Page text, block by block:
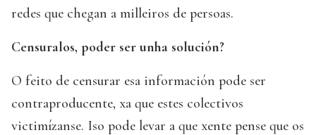
redes que chegan a milleiros de persoas.
Censuralos, poder ser unha solución?
O feito de censurar esa información pode ser
contraproducente, xa que estes colectivos
victimízanse. Iso pode levar a que xente pense que os